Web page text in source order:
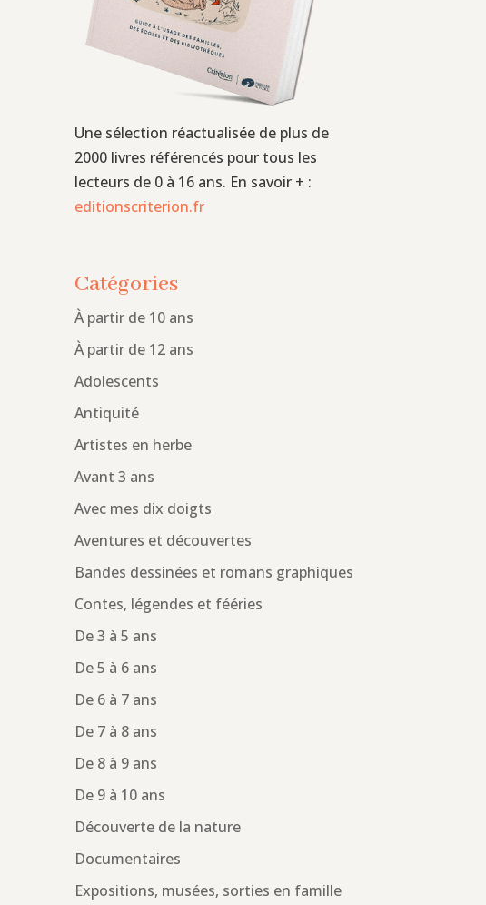
Une sélection réactualisée de plus de
2000 livres référencés pour tous les
lecteurs de 0 à 16 ans. En savoir + :
editionscriterion.fr
Catégories
À partir de 10 ans
À partir de 12 ans
Adolescents
Antiquité
Artistes en herbe
Avant 3 ans
Avec mes dix doigts
Aventures et découvertes
Bandes dessinées et romans graphiques
Contes, légendes et fééries
De 3 à 5 ans
De 5 à 6 ans
De 6 à 7 ans
De 7 à 8 ans
De 8 à 9 ans
De 9 à 10 ans
Découverte de la nature
Documentaires
Expositions, musées, sorties en famille